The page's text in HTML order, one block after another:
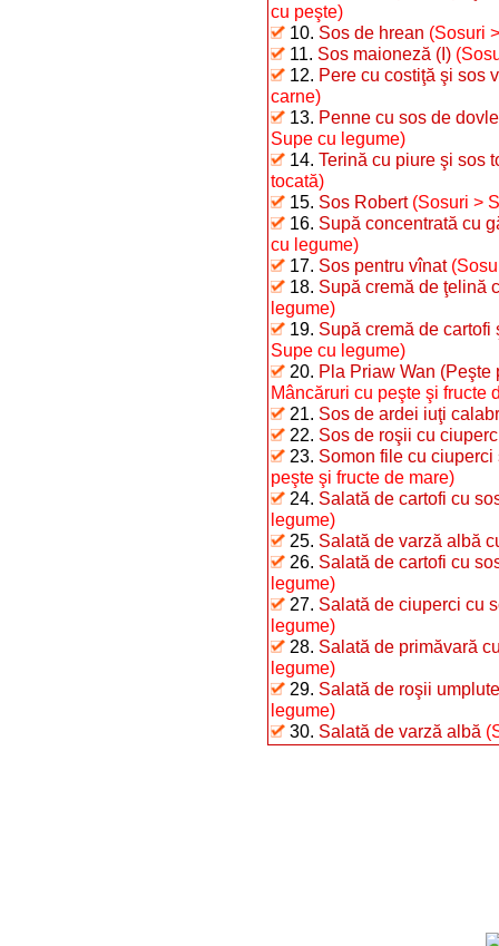
cu peşte)
10. Sos de hrean (Sosuri
11. Sos maioneză (I)
12. Pere cu costiţă şi sos
carne)
13. Penne cu sos de
Supe cu legume)
14. Terină cu piure şi sos
tocată)
15. Sos Robert (Sosuri >
16. Supă concentrată cu
cu legume)
17. Sos pentru vînat
18. Supă cremă de ţelină
legume)
19. Supă cremă de cartofi
Supe cu legume)
20. Pla Priaw Wan (Peşte
Mâncăruri cu peşte şi fructe
21. Sos de ardei iuţi
22. Sos de roşii cu
23. Somon file cu
peşte şi fructe de mare)
24. Salată de cartofi cu
legume)
25. Salată de varză albă
26. Salată de cartofi cu
legume)
27. Salată de ciuperci cu
legume)
28. Salată de primăvară
legume)
29. Salată de roşii
legume)
30. Salată de varză albă